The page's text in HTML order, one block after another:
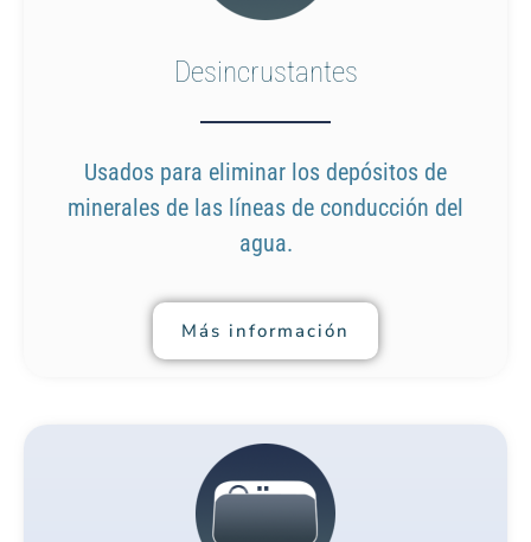
Desincrustantes
Usados para eliminar los depósitos de
minerales de las líneas de conducción del
agua.
Más información